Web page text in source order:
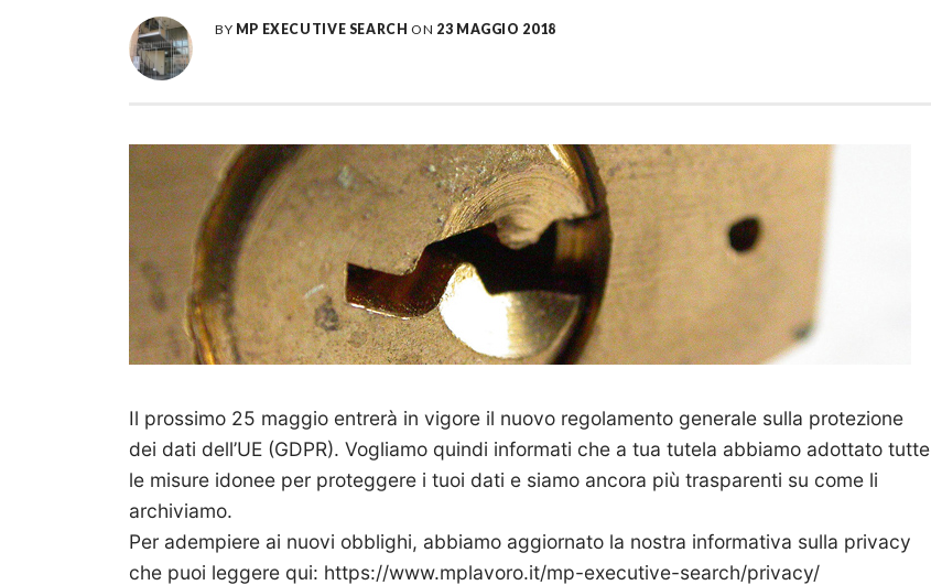
BY MP EXECUTIVE SEARCH ON 23 MAGGIO 2018
Il prossimo 25 maggio entrerà in vigore il nuovo regolamento generale sulla protezione
dei dati dell’UE (GDPR). Vogliamo quindi informati che a tua tutela abbiamo adottato tutte
le misure idonee per proteggere i tuoi dati e siamo ancora più trasparenti su come li
archiviamo.
Per adempiere ai nuovi obblighi, abbiamo aggiornato la nostra informativa sulla privacy
che puoi leggere qui: https://www.mplavoro.it/mp-executive-search/privacy/